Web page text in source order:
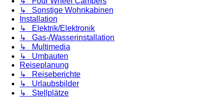
↳ Sonstige Wohnkabinen
Installation
↳ Elektrik/Elektronik
↳ Gas-/Wasserinstallation
↳ Multimedia
↳ Umbauten
Reiseplanung
↳ Reiseberichte
↳ Urlaubsbilder
↳ Stellplätze